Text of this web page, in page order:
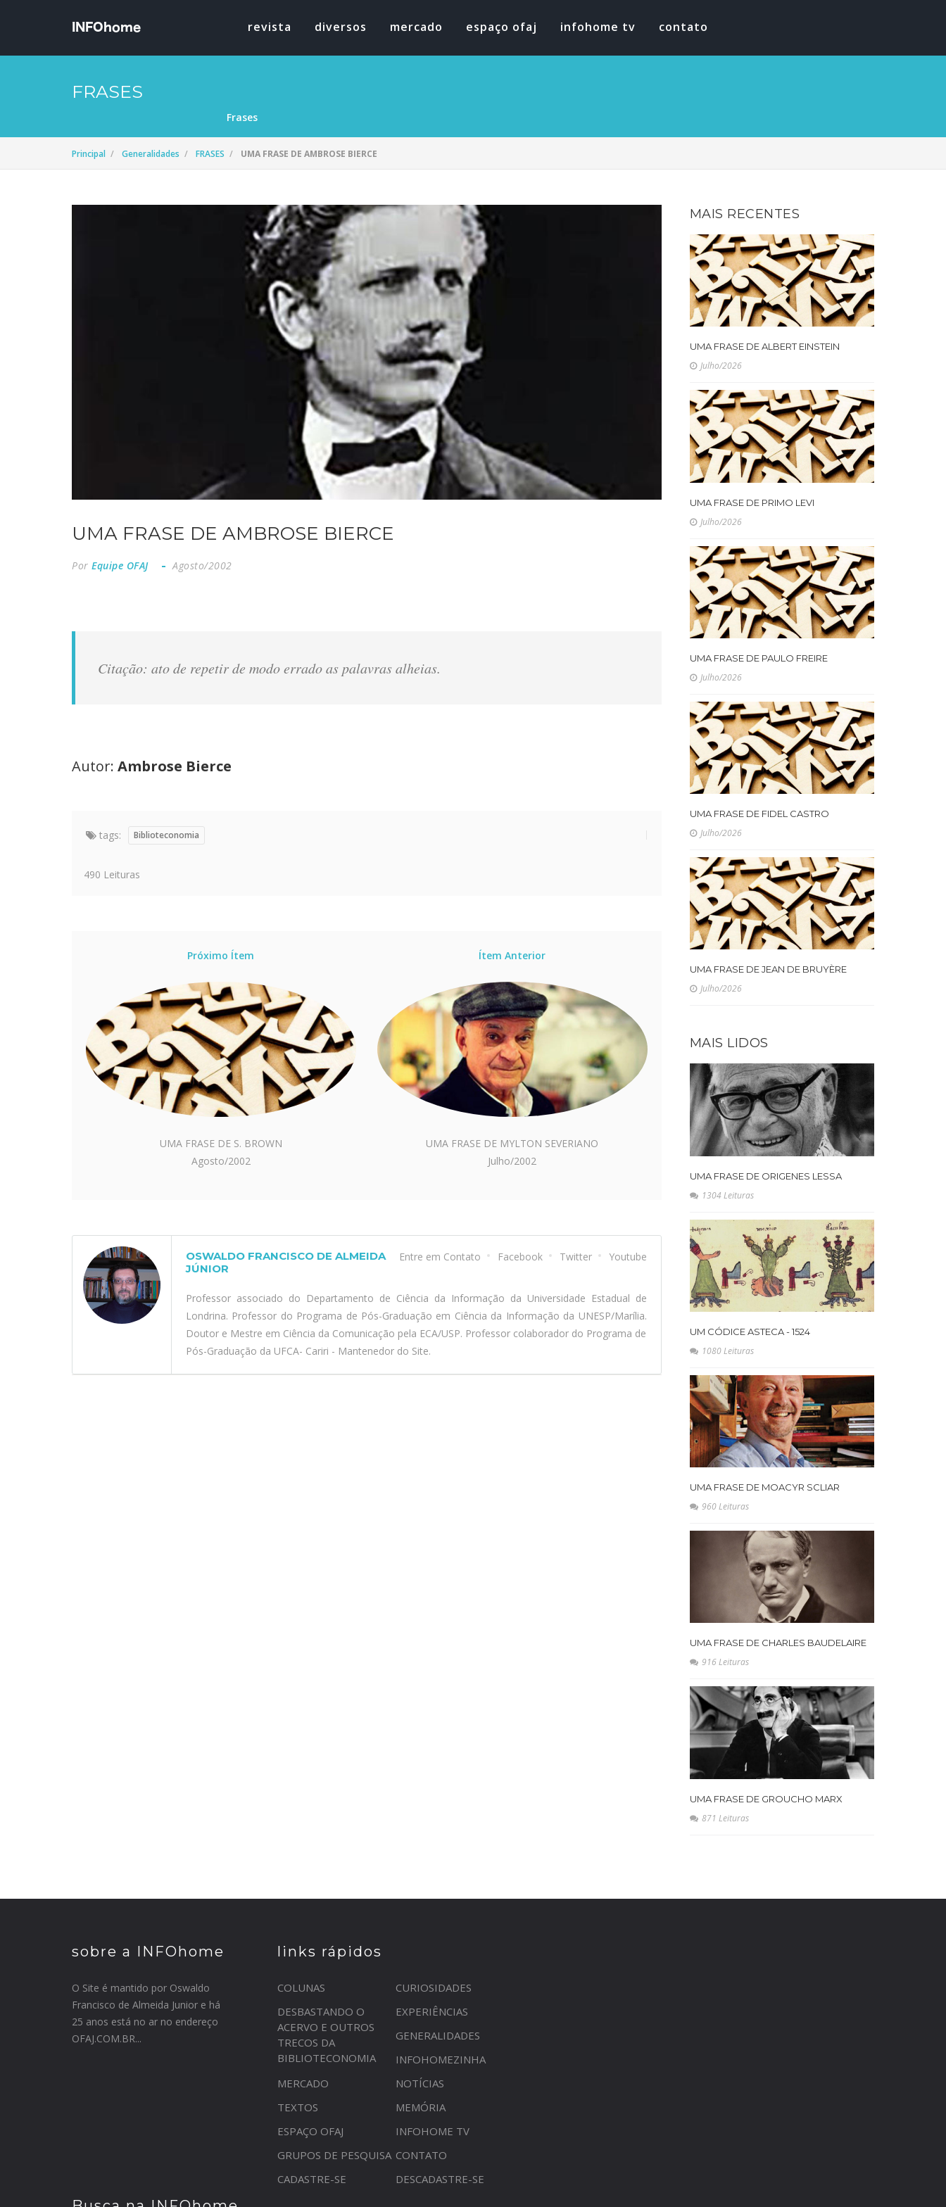
revista diversos mercado espaço ofaj infohome tv contato
FRASES
Frases
Principal Generalidades FRASES UMA FRASE DE AMBROSE BIERCE
UMA FRASE DE AMBROSE BIERCE
Por Equipe OFAJ Agosto/2002
Citação: ato de repetir de modo errado as palavras alheias.
Autor: Ambrose Bierce
tags: Biblioteconomia
490 Leituras
Próximo Ítem
UMA FRASE DE S. BROWN
Agosto/2002
Ítem Anterior
UMA FRASE DE MYLTON SEVERIANO
Julho/2002
Entre em Contato Facebook Twitter Youtube
OSWALDO FRANCISCO DE ALMEIDA
JÚNIOR
Professor associado do Departamento de Ciência da Informação da Universidade Estadual de
Londrina. Professor do Programa de Pós-Graduação em Ciência da Informação da UNESP/Marília.
Doutor e Mestre em Ciência da Comunicação pela ECA/USP. Professor colaborador do Programa de
Pós-Graduação da UFCA- Cariri - Mantenedor do Site.
MAIS RECENTES
UMA FRASE DE ALBERT EINSTEIN
Julho/2026
UMA FRASE DE PRIMO LEVI
Julho/2026
UMA FRASE DE PAULO FREIRE
Julho/2026
UMA FRASE DE FIDEL CASTRO
Julho/2026
UMA FRASE DE JEAN DE BRUYÈRE
Julho/2026
MAIS LIDOS
UMA FRASE DE ORIGENES LESSA
1304 Leituras
UM CÓDICE ASTECA - 1524
1080 Leituras
UMA FRASE DE MOACYR SCLIAR
960 Leituras
UMA FRASE DE CHARLES BAUDELAIRE
916 Leituras
UMA FRASE DE GROUCHO MARX
871 Leituras
sobre a INFOhome
O Site é mantido por Oswaldo
Francisco de Almeida Junior e há
25 anos está no ar no endereço
OFAJ.COM.BR...
links rápidos
COLUNAS
CURIOSIDADES
DESBASTANDO O
ACERVO E OUTROS
TRECOS DA
BIBLIOTECONOMIA
EXPERIÊNCIAS
GENERALIDADES
INFOHOMEZINHA
MERCADO
NOTÍCIAS
TEXTOS
MEMÓRIA
ESPAÇO OFAJ
INFOHOME TV
GRUPOS DE PESQUISA CONTATO
CADASTRE-SE
DESCADASTRE-SE